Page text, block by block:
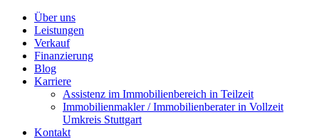
Über uns
Leistungen
Verkauf
Finanzierung
Blog
Karriere
Assistenz im Immobilienbereich in Teilzeit
Immobilienmakler / Immobilienberater in Vollzeit
Umkreis Stuttgart
Kontakt